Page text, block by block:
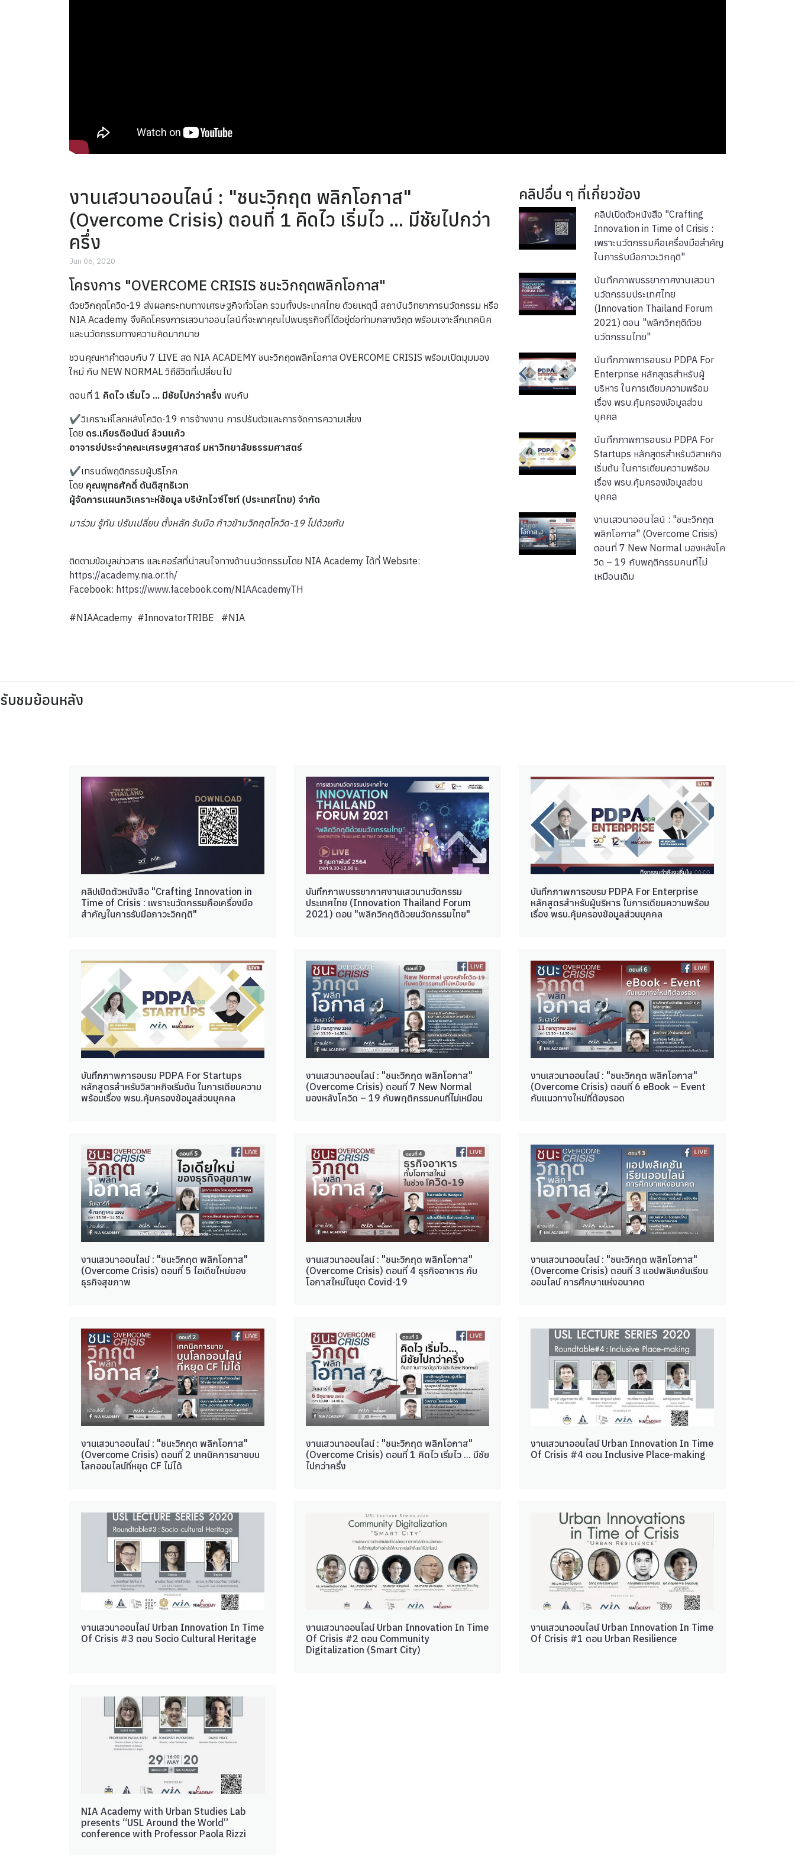
งานเสวนาออนไลน์ : "ชนะวิกฤต พลิกโอกาส"
(Overcome Crisis) ตอนที่ 1 คิดไว เริ่มไว ... มีชัยไปกว่า
ครึ่ง
Jun 06, 2020
โครงการ "OVERCOME CRISIS ชนะวิกฤตพลิกโอกาส"
ด้วยวิกฤตโควิด-19 ส่งผลกระทบทางเศรษฐกิจทั่วโลก รวมทั้งประเทศไทย ด้วยเหตุนี้ สถาบันวิทยาการนวัตกรรม หรือ
NIA Academy จึงคิดโครงการเสวนาออนไลน์ที่จะพาคุณไปพบธุรกิจที่ได้อยู่ต่อท่ามกลางวิฤต พร้อมเจาะลึกเทคนิค
และนวัตกรรมทางความคิดมากมาย
ชวนคุณหาคำตอบกับ 7 LIVE สด NIA ACADEMY ชนะวิกฤตพลิกโอกาส OVERCOME CRISIS พร้อมเปิดมุมมอง
ใหม่ กับ NEW NORMAL วิถีชีวิตที่เปลี่ยนไป
ตอนที่ 1 คิดไว เริ่มไว ... มีชัยไปกว่าครึ่ง พบกับ
✔️วิเคราะห์โลกหลังโควิด-19 การจ้างงาน การปรับตัวและการจัดการความเสี่ยง
โดย ดร.เกียรติอนันต์ ล้วนแก้ว
อาจารย์ประจำคณะเศรษฐศาสตร์ มหาวิทยาลัยธรรมศาสตร์
✔️เทรนด์พฤติกรรมผู้บริโภค
โดย คุณพุทธศักดิ์ ตันติสุทธิเวท
ผู้จัดการแผนกวิเคราะห์ข้อมูล บริษัทไวซ์ไซท์ (ประเทศไทย) จำกัด
มาร่วม รู้ทัน ปรับเปลี่ยน ตั้งหลัก รับมือ ก้าวข้ามวิกฤตโควิด-19 ไปด้วยกัน
ติดตามข้อมูลข่าวสาร และคอร์สที่น่าสนใจทางด้านนวัตกรรมโดย NIA Academy ได้ที่ Website:
https://academy.nia.or.th/
Facebook: https://www.facebook.com/NIAAcademyTH
#NIAAcademy #InnovatorTRIBE #NIA
คลิปอื่น ๆ ที่เกี่ยวข้อง
คลิปเปิดตัวหนังสือ "Crafting
Innovation in Time of Crisis :
เพราะนวัตกรรมคือเครื่องมือสำคัญ
ในการรับมือภาวะวิกฤติ"
บันทึกภาพบรรยากาศงานเสวนา
นวัตกรรมประเทศไทย
(Innovation Thailand Forum
2021) ตอน "พลิกวิกฤติด้วย
นวัตกรรมไทย"
บันทึกภาพการอบรม PDPA For
Enterprise หลักสูตรสำหรับผู้
บริหาร ในการเตียมความพร้อม
เรื่อง พรบ.คุ้มครองข้อมูลส่วน
บุคคล
บันทึกภาพการอบรม PDPA For
Startups หลักสูตรสำหรับวิสาหกิจ
เริ่มต้น ในการเตียมความพร้อม
เรื่อง พรบ.คุ้มครองข้อมูลส่วน
บุคคล
งานเสวนาออนไลน์ : "ชนะวิกฤต
พลิกโอกาส" (Overcome Crisis)
ตอนที่ 7 New Normal มองหลังโค
วิด – 19 กับพฤติกรรมคนที่ไม่
เหมือนเดิม
รับชมย้อนหลัง
คลิปเปิดตัวหนังสือ "Crafting Innovation in
Time of Crisis : เพราะนวัตกรรมคือเครื่องมือ
สำคัญในการรับมือภาวะวิกฤติ"
บันทึกภาพบรรยากาศงานเสวนานวัตกรรม
ประเทศไทย (Innovation Thailand Forum
2021) ตอน "พลิกวิกฤติด้วยนวัตกรรมไทย"
บันทึกภาพการอบรม PDPA For Enterprise
หลักสูตรสำหรับผู้บริหาร ในการเตียมความพร้อม
เรื่อง พรบ.คุ้มครองข้อมูลส่วนบุคคล
บันทึกภาพการอบรม PDPA For Startups
หลักสูตรสำหรับวิสาหกิจเริ่มต้น ในการเตียมความ
พร้อมเรื่อง พรบ.คุ้มครองข้อมูลส่วนบุคคล
งานเสวนาออนไลน์ : "ชนะวิกฤต พลิกโอกาส"
(Overcome Crisis) ตอนที่ 7 New Normal
มองหลังโควิด – 19 กับพฤติกรรมคนที่ไม่เหมือน
งานเสวนาออนไลน์ : "ชนะวิกฤต พลิกโอกาส"
(Overcome Crisis) ตอนที่ 6 eBook – Event
กับแนวทางใหม่ที่ต้องรอด
งานเสวนาออนไลน์ : "ชนะวิกฤต พลิกโอกาส"
(Overcome Crisis) ตอนที่ 5 ไอเดียใหม่ของ
ธุรกิจสุขภาพ
งานเสวนาออนไลน์ : "ชนะวิกฤต พลิกโอกาส"
(Overcome Crisis) ตอนที่ 4 ธุรกิจอาหาร กับ
โอกาสใหม่ในยุต Covid-19
งานเสวนาออนไลน์ : "ชนะวิกฤต พลิกโอกาส"
(Overcome Crisis) ตอนที่ 3 แอปพลิเคชันเรียน
ออนไลน์ การศึกษาแห่งอนาคต
งานเสวนาออนไลน์ : "ชนะวิกฤต พลิกโอกาส"
(Overcome Crisis) ตอนที่ 2 เทคนิคการขายบน
โลกออนไลน์ที่หยุด CF ไม่ได้
งานเสวนาออนไลน์ : "ชนะวิกฤต พลิกโอกาส"
(Overcome Crisis) ตอนที่ 1 คิดไว เริ่มไว ... มีชัย
ไปกว่าครึ่ง
งานเสวนาออนไลน์ Urban Innovation In Time
Of Crisis #4 ตอน Inclusive Place-making
งานเสวนาออนไลน์ Urban Innovation In Time
Of Crisis #3 ตอน Socio Cultural Heritage
งานเสวนาออนไลน์ Urban Innovation In Time
Of Crisis #2 ตอน Community
Digitalization (Smart City)
งานเสวนาออนไลน์ Urban Innovation In Time
Of Crisis #1 ตอน Urban Resilience
NIA Academy with Urban Studies Lab
presents “USL Around the World”
conference with Professor Paola Rizzi